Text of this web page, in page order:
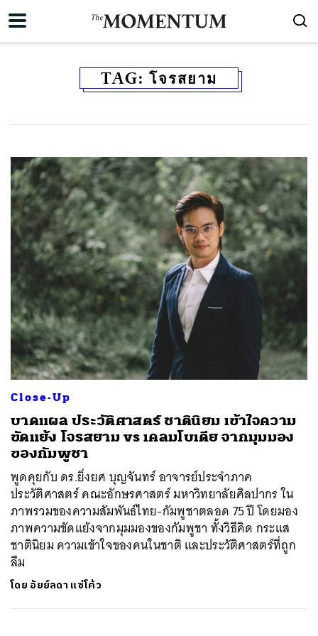
TAG: โจรสยาม
Close-Up
บาดแผล ประวัติศาสตร์ ชาตินิยม เข้าใจความ
ขัดแย้ง โจรสยาม vs เคลมโบเดีย จากมุมมอง
ของกัมพูชา
พูดคุยกับ ดร.ยิ่งยศ บุญจันทร์ อาจารย์ประจำภาค
ประวัติศาสตร์ คณะอักษรศาสตร์ มหาวิทยาลัยศิลปากร ใน
ภาพรวมของความสัมพันธ์ไทย-กัมพูชาตลอด 75 ปี โดยมอง
ภาพความขัดแย้งจากมุมมองของกัมพูชา ทั้งวิธีคิด กระแส
ชาตินิยม ความเข้าใจของคนในชาติ และประวัติศาสตร์ที่ถูก
ลืม
โดย อัยย์ลดา แซ่โค้ว
ค้นหา